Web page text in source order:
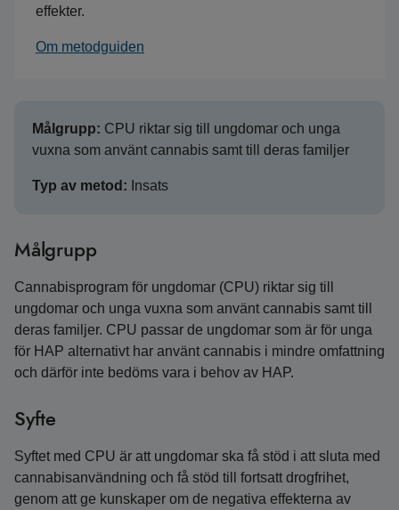
effekter.
Om metodguiden
Målgrupp: CPU riktar sig till ungdomar och unga
vuxna som använt cannabis samt till deras familjer
Typ av metod: Insats
Målgrupp
Cannabisprogram för ungdomar (CPU) riktar sig till
ungdomar och unga vuxna som använt cannabis samt till
deras familjer. CPU passar de ungdomar som är för unga
för HAP alternativt har använt cannabis i mindre omfattning
och därför inte bedöms vara i behov av HAP.
Syfte
Syftet med CPU är att ungdomar ska få stöd i att sluta med
cannabisanvändning och få stöd till fortsatt drogfrihet,
genom att ge kunskaper om de negativa effekterna av